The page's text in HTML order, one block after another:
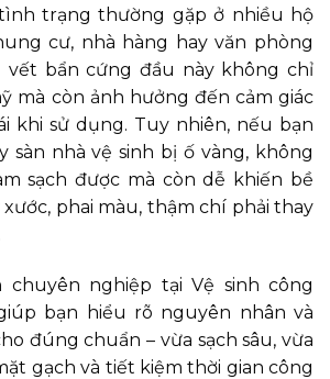
trạng thường gặp ở nhiều hộ
cư, nhà hàng hay văn phòng
vết bẩn cứng đầu này không chỉ
mà còn ảnh hưởng đến cảm giác
khi sử dụng. Tuy nhiên, nếu bạn
sàn nhà vệ sinh bị ố vàng, không
sạch được mà còn dễ khiến bề
phai màu, thậm chí phải thay
chuyên nghiệp tại Vệ sinh công
bạn hiểu rõ nguyên nhân và
đúng chuẩn – vừa sạch sâu, vừa
gạch và tiết kiệm thời gian công